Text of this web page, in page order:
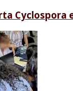
Cyclospora